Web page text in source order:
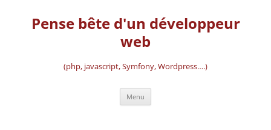
contenuPense bête d'un développeur
web
(php, javascript, Symfony, Wordpress….)
Menu